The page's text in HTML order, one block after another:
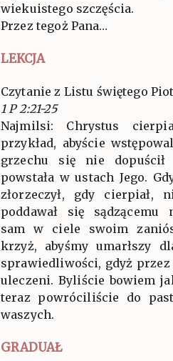
wiekuistego szczęścia.
Przez tegoż Pana…
LEKCJA
Czytanie z Listu świętego
1 P 2:21-25
Najmilsi: Chrystus
przykład, abyście
grzechu się nie
powstała w ustach Jego.
złorzeczył, gdy cierpiał,
poddawał się sądzącemu
sam w ciele swoim
krzyż, abyśmy umarłszy
sprawiedliwości, gdyż przez
uleczeni. Byliście bowiem
teraz powróciliście do
waszych.
GRADUAŁ